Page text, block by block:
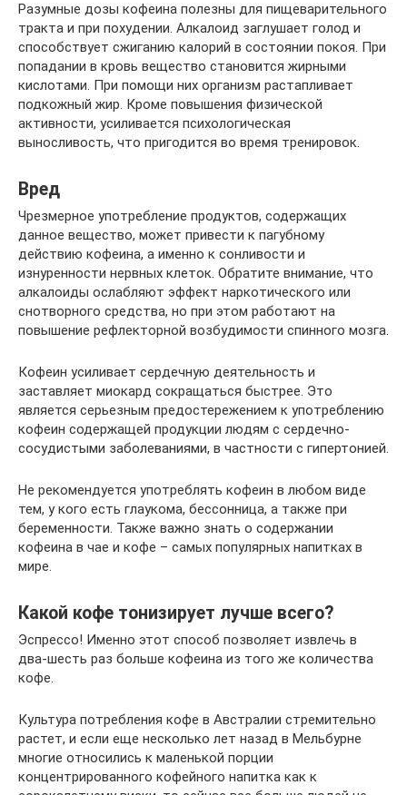
Разумные дозы кофеина полезны для пищеварительного
тракта и при похудении. Алкалоид заглушает голод и
способствует сжиганию калорий в состоянии покоя. При
попадании в кровь вещество становится жирными
кислотами. При помощи них организм растапливает
подкожный жир. Кроме повышения физической
активности, усиливается психологическая
выносливость, что пригодится во время тренировок.
Вред
Чрезмерное употребление продуктов, содержащих
данное вещество, может привести к пагубному
действию кофеина, а именно к сонливости и
изнуренности нервных клеток. Обратите внимание, что
алкалоиды ослабляют эффект наркотического или
снотворного средства, но при этом работают на
повышение рефлекторной возбудимости спинного мозга.
Кофеин усиливает сердечную деятельность и
заставляет миокард сокращаться быстрее. Это
является серьезным предостережением к употреблению
кофеин содержащей продукции людям с сердечно-
сосудистыми заболеваниями, в частности с гипертонией.
Не рекомендуется употреблять кофеин в любом виде
тем, у кого есть глаукома, бессонница, а также при
беременности. Также важно знать о содержании
кофеина в чае и кофе – самых популярных напитках в
мире.
Какой кофе тонизирует лучше всего?
Эспрессо! Именно этот способ позволяет извлечь в
два-шесть раз больше кофеина из того же количества
кофе.
Культура потребления кофе в Австралии стремительно
растет, и если еще несколько лет назад в Мельбурне
многие относились к маленькой порции
концентрированного кофейного напитка как к